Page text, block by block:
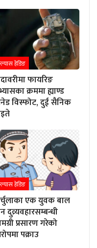
हेडिङ
फायरिङ
क्रममा ह्याण्ड
विस्फोट, दुई सैनिक
हेडिङ
एक युवक बाल
दुव्र्यवहारसम्बन्धी
प्रसारण गरेको
पक्राउ